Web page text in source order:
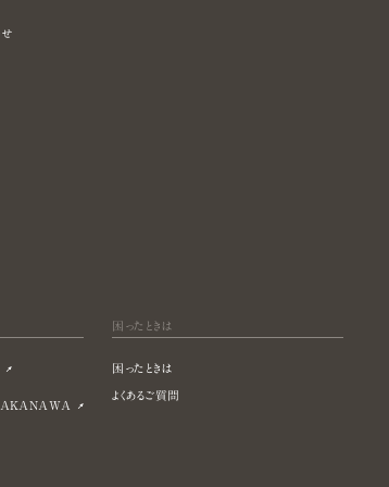
困ったときは
困ったときは
よくあるご質問